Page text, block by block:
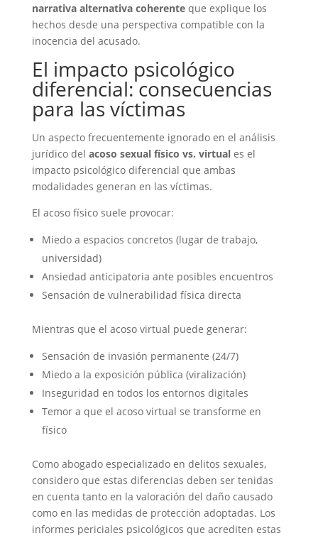
narrativa alternativa coherenteque explique los
hechos desde una perspectiva compatible con la
inocencia del acusado.
El impacto psicológico
diferencial: consecuencias
para las víctimas
Un aspecto frecuentemente ignorado en el análisis
jurídico del acoso sexual físico vs. virtuales el
impacto psicológico diferencial que ambas
modalidades generan en las víctimas.
El acoso físico suele provocar:
Miedo a espacios concretos (lugar de trabajo,
universidad)
Ansiedad anticipatoria ante posibles encuentros
Sensación de vulnerabilidad física directa
Mientras que el acoso virtual puede generar:
Sensación de invasión permanente (24/7)
Miedo a la exposición pública (viralización)
Inseguridad en todos los entornos digitales
Temor a que el acoso virtual se transforme en
físico
Como abogado especializado en delitos sexuales,
considero que estas diferencias deben ser tenidas
en cuenta tanto en la valoración del daño causado
como en las medidas de protección adoptadas. Los
informes periciales psicológicos que acrediten estas